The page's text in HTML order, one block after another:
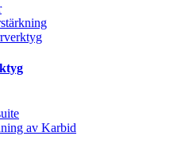
av Karbid